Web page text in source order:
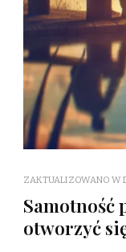
ZAKTUALIZOWANO W
Samotność
otworzyć